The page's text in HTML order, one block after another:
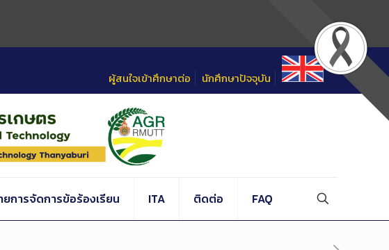
ผู้สนใจเข้าศึกษาต่อ นักศึกษาปัจจุบัน
ยการจัดการข้อร้องเรียน ITA ติดต่อ FAQ